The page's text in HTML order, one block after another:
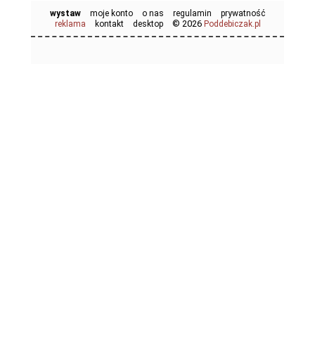
wystaw moje konto o nas regulamin
prywatność
reklama
kontakt desktop © 2026 Poddebiczak.pl